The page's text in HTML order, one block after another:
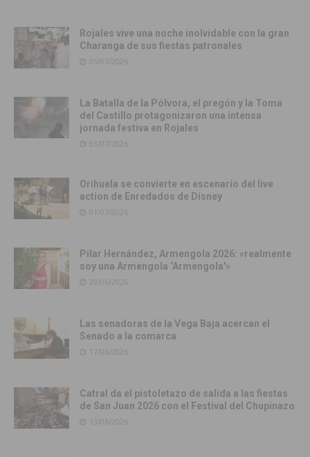
Rojales vive una noche inolvidable con la gran
Charanga de sus fiestas patronales
05/07/2026
La Batalla de la Pólvora, el pregón y la Toma
del Castillo protagonizaron una intensa
jornada festiva en Rojales
03/07/2026
Orihuela se convierte en escenario del live
action de Enredados de Disney
01/07/2026
Pilar Hernández, Armengola 2026: «realmente
soy una Armengola ‘Armengola'»
29/06/2026
Las senadoras de la Vega Baja acercan el
Senado a la comarca
17/06/2026
Catral da el pistoletazo de salida a las fiestas
de San Juan 2026 con el Festival del Chupinazo
13/06/2026